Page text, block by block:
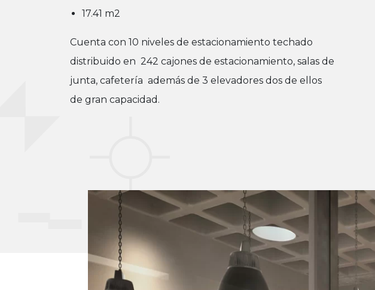
17.41 m2
Cuenta con 10 niveles de estacionamiento techado
distribuido en 242 cajones de estacionamiento, salas de
junta, cafetería además de 3 elevadores dos de ellos
de gran capacidad.